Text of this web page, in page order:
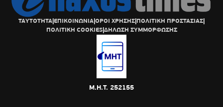
ΤΑΥΤΟΤΗΤΑ|ΕΠΙΚΟΙΝΩΝΙΑ|ΟΡΟΙ ΧΡΗΣΗΣ|ΠΟΛΙΤΙΚΗ ΠΡΟΣΤΑΣΙΑΣ|
ΠΟΛΙΤΙΚΗ COOKIES|ΔΗΛΩΣΗ ΣΥΜΜΟΡΦΩΣΗΣ
Μ.Η.Τ. 252155